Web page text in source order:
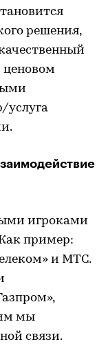
решения,
ценовом
услуга
игроками
пример:
и МТС.
им мы
связи.